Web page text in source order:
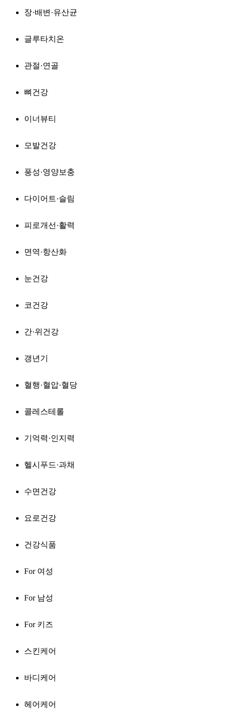
장·배변·유산균
글루타치온
관절·연골
뼈건강
이너뷰티
모발건강
풍성·영양보충
다이어트·슬림
피로개선·활력
면역·항산화
눈건강
코건강
간·위건강
갱년기
혈행·혈압·혈당
콜레스테롤
기억력·인지력
헬시푸드·과채
수면건강
요로건강
건강식품
For 여성
For 남성
For 키즈
스킨케어
바디케어
헤어케어